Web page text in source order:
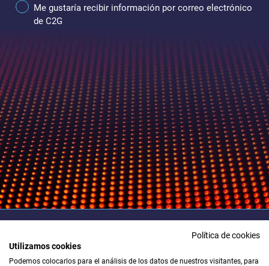
Me gustaría recibir información por correo electrónico
de C2G
Para cualquier duda póngase en contacto con nosotros
e intentaremos responder lo antes posible.
Política de cookies
Utilizamos cookies
Podemos colocarlos para el análisis de los datos de nuestros visitantes, para